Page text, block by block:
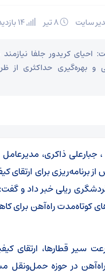
سایت
احیای کریدور جلفا نیازمند
و بهره‌گیری حداکثری از
جبارعلی ذاکری،
از برنامه‌ریزی برای
ریلی خبر داد و
کوتاه‌مدت راه‌آهن
سیر قطارها، ارتقای
در حوزه حمل‌ونقل
قاسم‌زاده را